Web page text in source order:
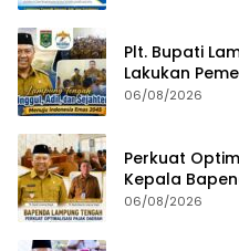
Plt. Bupati
Lakukan
51 Kepala
06/08/2026
Perkuat
Kepala
Seluruh
06/08/2026